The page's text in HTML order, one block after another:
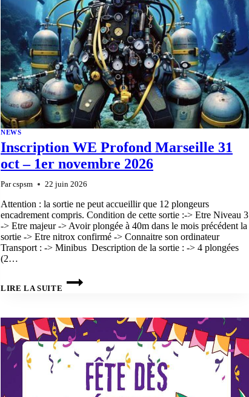
NEWS
Inscription WE Profond Marseille 31
oct – 1er novembre 2026
Par cspsm 22 juin 2026
Attention : la sortie ne peut accueillir que 12 plongeurs
encadrement compris. Condition de cette sortie :-> Etre Niveau 3
-> Etre majeur -> Avoir plongée à 40m dans le mois précédent la
sortie -> Etre nitrox confirmé -> Connaitre son ordinateur
Transport : -> Minibus Description de la sortie : -> 4 plongées
(2…
LIRE LA SUITE
INSCRIPTION
WE
OCT
–
1ER
NOVEMBRE
2026